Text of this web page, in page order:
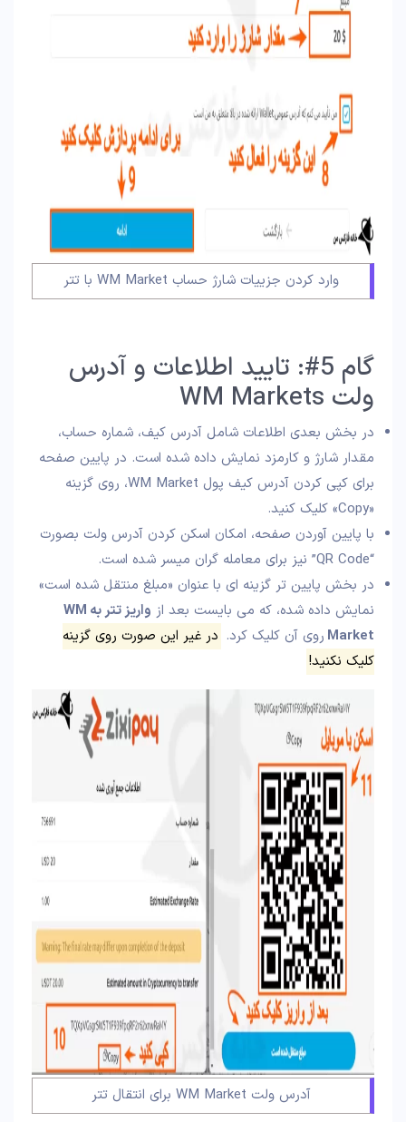
وارد کردن جزییات شارژ حساب WM Market با تتر
گام 5#: تایید اطلاعات و آدرس
ولت WM Markets
در بخش بعدی اطلاعات شامل آدرس کیف، شماره حساب،
مقدار شارژ و کارمزد نمایش داده شده است. در پایین صفحه
برای کپی کردن آدرس کیف پول WM Market، روی گزینه
«Copy» کلیک کنید.
با پایین آوردن صفحه، امکان اسکن کردن آدرس ولت بصورت
“QR Code” نیز برای معامله گران میسر شده است.
در بخش پایین تر گزینه ای با عنوان «مبلغ منتقل شده است»
نمایش داده شده، که می بایست بعد از
واریز تتر به WM
Market روی آن کلیک کرد. در غیر این صورت روی گزینه
کلیک نکنید!
آدرس ولت WM Market برای انتقال تتر